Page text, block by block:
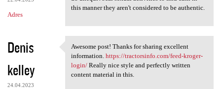
Adres
this manner they aren't considered to be authentic.
Denis
kelley
24.04.2023
Awesome post! Thanks for
Awesome post! Thanks for sharing excellent
information. https://tractorsinfo.com/feed-kroger-
login/Really nice style and perfectly written
content material in this.